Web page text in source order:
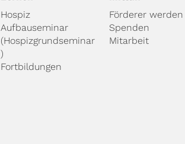
Hospiz
Aufbauseminar
(Hospizgrundseminar
)
Fortbildungen
Förderer werden
Spenden
Mitarbeit